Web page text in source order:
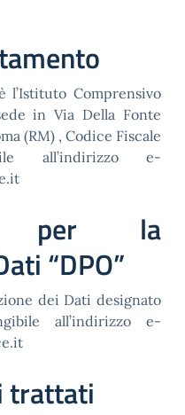
Comprensivo
in Via Della Fonte
(RM) , Codice Fiscale
all’indirizzo e-
per la
“DPO”
dei Dati designato
all’indirizzo e-
trattati